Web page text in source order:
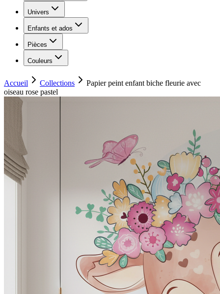
Univers
Enfants et ados
Pièces
Couleurs
Accueil Collections
Papier peint enfant biche fleurie avec
oiseau rose pastel